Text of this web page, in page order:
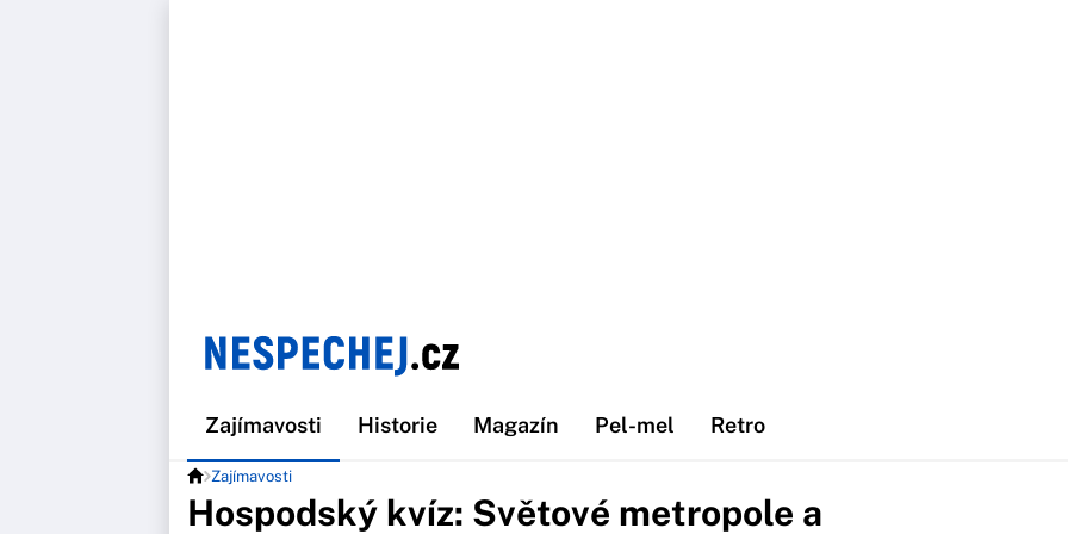
Zajímavosti Historie Magazín Pel-mel Retro
Zajímavosti
Hospodský kvíz: Světové metropole a